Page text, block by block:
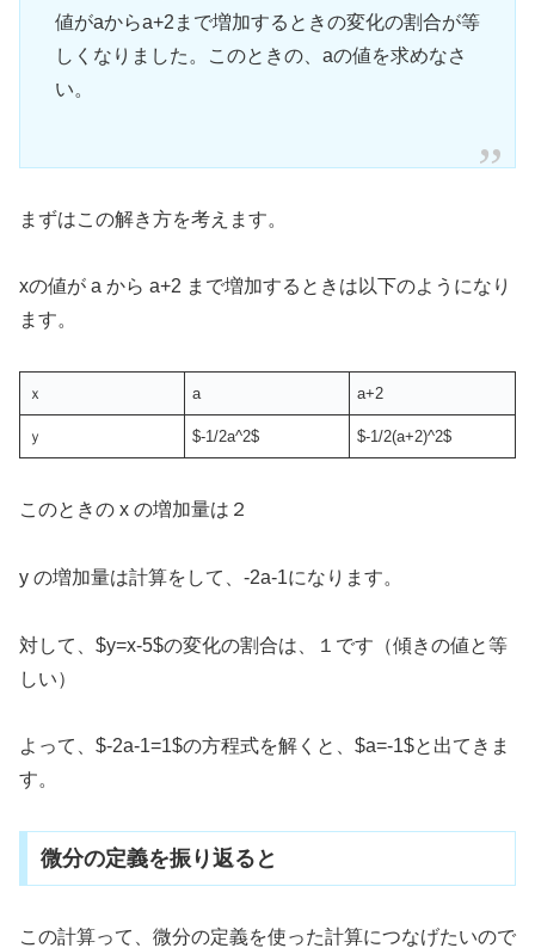
値がaからa+2まで増加するときの変化の割合が等
しくなりました。このときの、aの値を求めなさ
い。
まずはこの解き方を考えます。
xの値が a から a+2 まで増加するときは以下のようになり
ます。
ｘ a a+2
ｙ $-1/2a^2$ $-1/2(a+2)^2$
このときの x の増加量は２
y の増加量は計算をして、-2a-1になります。
対して、$y=x-5$の変化の割合は、１です（傾きの値と等
しい）
よって、$-2a-1=1$の方程式を解くと、$a=-1$と出てきま
す。
微分の定義を振り返ると
この計算って、微分の定義を使った計算につなげたいので